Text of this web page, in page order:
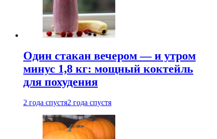
Один стакан вечером — и утром
минус 1,8 кг: мощный коктейль
для похудения
2 года спустя2 года спустя